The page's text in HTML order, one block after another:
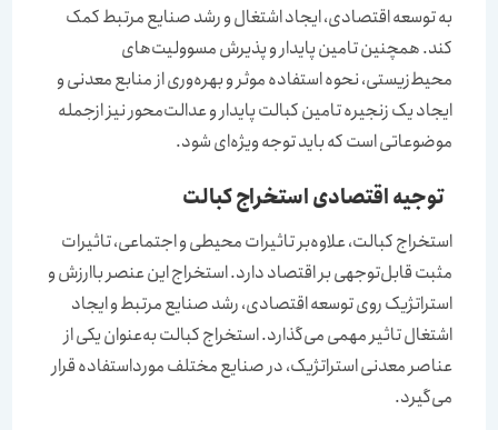
به توسعه اقتصادی، ایجاد اشتغال و رشد صنایع مرتبط کمک
کند. همچنین تامین پایدار و پذیرش مسوولیت‌های
محیط‌زیستی، نحوه استفاده موثر و بهره‌‌‌‌‌‌وری از منابع معدنی و
ایجاد یک زنجیره تامین کبالت پایدار و عدالت‌‌‌‌‌‌محور نیز از‌جمله
موضوعاتی است که باید توجه ویژه‌‌‌‌‌‌ای شود.
توجیه اقتصادی استخراج کبالت
استخراج کبالت، علاوه‌بر تاثیرات محیطی و اجتماعی، تاثیرات
مثبت قابل‌‌‌‌‌‌توجهی بر اقتصاد دارد. استخراج این عنصر باارزش و
استراتژیک روی توسعه اقتصادی، رشد صنایع مرتبط و ایجاد
اشتغال تاثیر مهمی می‌گذارد. استخراج کبالت به‌عنوان یکی از
عناصر معدنی استراتژیک، در صنایع مختلف مورداستفاده قرار
می‌گیرد.